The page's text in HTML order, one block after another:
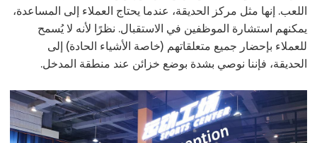
اللعب. إنها مثل مركز الحديقة، عندما يحتاج العملاء إلى المساعدة،
يمكنهم استشارة الموظفين في الاستقبال. نظرًا لأنه لا يُسمح
للعملاء بإحضار جميع متعلقاتهم (خاصة الأشياء الحادة) إلى
الحديقة، فإننا نوصي بشدة بوضع خزائن عند منطقة المدخل.